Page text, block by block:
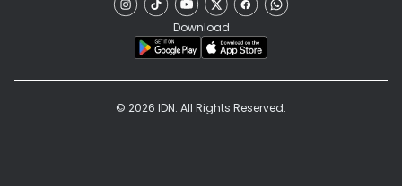
Download
© 2026 IDN. All Rights Reserved.